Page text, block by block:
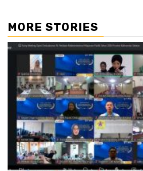
MORE STORIES